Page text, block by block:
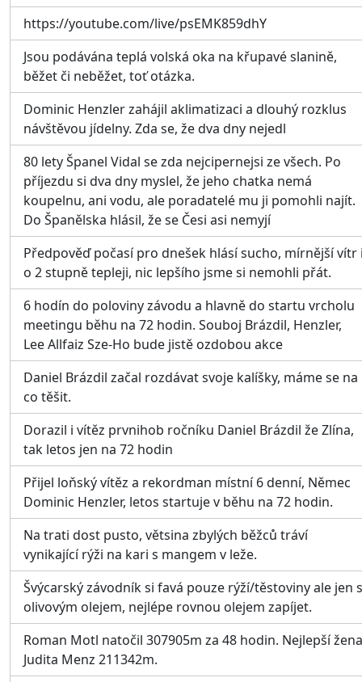
https://youtube.com/live/psEMK859dhY
Jsou podávána teplá volská oka na křupavé slanině,
běžet či neběžet, toť otázka.
Dominic Henzler zahájil aklimatizaci a dlouhý rozklus
návštěvou jídelny. Zda se, že dva dny nejedl
80 lety Španel Vidal se zda nejcipernejsi ze všech. Po
příjezdu si dva dny myslel, že jeho chatka nemá
koupelnu, ani vodu, ale poradatelé mu ji pomohli najít.
Do Španělska hlásil, že se Česi asi nemyjí
Předpověď počasí pro dnešek hlásí sucho, mírnější vítr
o 2 stupně tepleji, nic lepšího jsme si nemohli přát.
6 hodín do poloviny závodu a hlavně do startu vrcholu
meetingu běhu na 72 hodin. Souboj Brázdil, Henzler,
Lee Allfaiz Sze-Ho bude jistě ozdobou akce
Daniel Brázdil začal rozdávat svoje kalíšky, máme se na
co těšit.
Dorazil i vítěz prvnihob ročníku Daniel Brázdil že Zlína,
tak letos jen na 72 hodin
Přijel loňský vítěz a rekordman místní 6 denní, Němec
Dominic Henzler, letos startuje v běhu na 72 hodin.
Na trati dost pusto, větsina zbylých běžců tráví
vynikající rýži na kari s mangem v leže.
Švýcarský závodník si favá pouze rýží/těstoviny ale jen s
olivovým olejem, nejlépe rovnou olejem zapíjet.
Roman Motl natočil 307905m za 48 hodin. Nejlepší žena
Judita Menz 211342m.